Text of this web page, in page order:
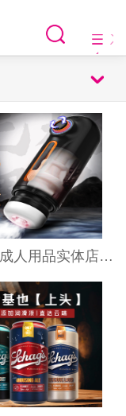
趣爱阁-成人用品实体店飞机杯：仙境冒险家飞机杯飞机杯